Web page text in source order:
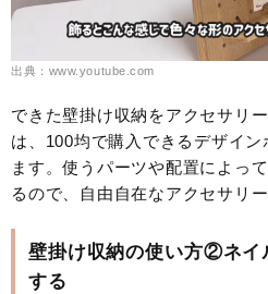
出典：www.youtube.com
できた壁掛け収納をアクセサリ
は、100均で購入できるデザイ
ます。使うパーツや配置によっ
るので、自由自在なアクセサリ
壁掛け収納の使い方②ネイ
する